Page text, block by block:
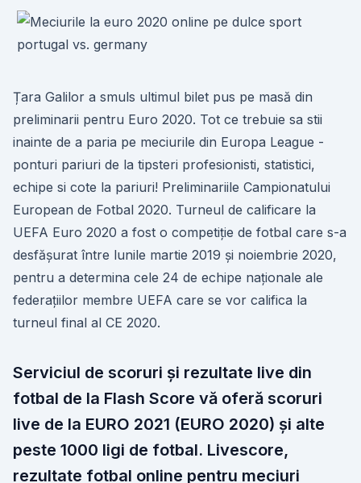
Țara Galilor a smuls ultimul bilet pus pe masă din
preliminarii pentru Euro 2020. Tot ce trebuie sa stii
inainte de a paria pe meciurile din Europa League -
ponturi pariuri de la tipsteri profesionisti, statistici,
echipe si cote la pariuri! Preliminariile Campionatului
European de Fotbal 2020. Turneul de calificare la
UEFA Euro 2020 a fost o competiție de fotbal care s-a
desfășurat între lunile martie 2019 și noiembrie 2020,
pentru a determina cele 24 de echipe naționale ale
federațiilor membre UEFA care se vor califica la
turneul final al CE 2020.
Serviciul de scoruri și rezultate live din
fotbal de la Flash Score vă oferă scoruri
live de la EURO 2021 (EURO 2020) și alte
peste 1000 ligi de fotbal. Livescore,
rezultate fotbal online pentru meciuri